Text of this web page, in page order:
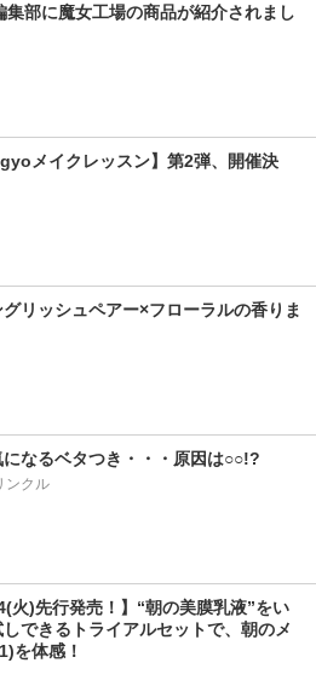
集部に魔女工場の商品が紹介されまし
メイクレッスン】第2弾、開催決
リッシュペアー×フローラルの香りま
なるベタつき・・・原因は○○!?
ンクル
火)先行発売！】“朝の美膜乳液”をい
できるトライアルセットで、朝のメ
を体感！